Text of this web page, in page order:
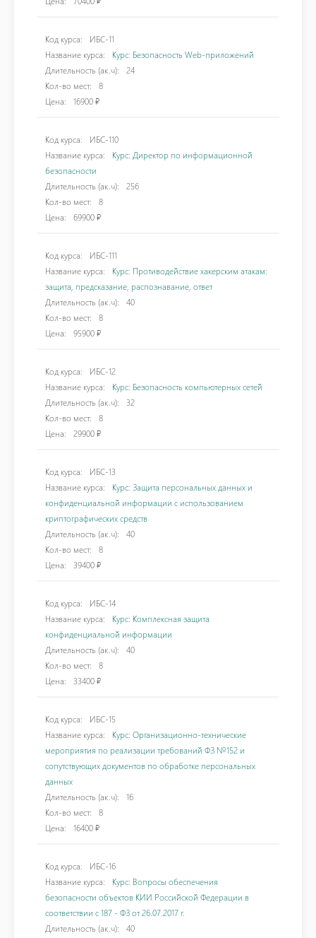
Код курса:
ИБС-11
Название курса:
Курс: Безопасность Web-приложений
Длительность (ак.ч):
24
Кол-во мест:
8
Цена:
16900 ₽
Код курса:
ИБС-110
Название курса:
Курс: Директор по информационной
безопасности
Длительность (ак.ч):
256
Кол-во мест:
8
Цена:
69900 ₽
Код курса:
ИБС-111
Название курса:
Курс: Противодействие хакерским атакам:
защита, предсказание, распознавание, ответ
Длительность (ак.ч):
40
Кол-во мест:
8
Цена:
95900 ₽
Код курса:
ИБС-12
Название курса:
Курс: Безопасность компьютерных сетей
Длительность (ак.ч):
32
Кол-во мест:
8
Цена:
29900 ₽
Код курса:
ИБС-13
Название курса:
Курс: Защита персональных данных и
конфиденциальной информации с использованием
криптографических средств
Длительность (ак.ч):
40
Кол-во мест:
8
Цена:
39400 ₽
Код курса:
ИБС-14
Название курса:
Курс: Комплексная защита
конфиденциальной информации
Длительность (ак.ч):
40
Кол-во мест:
8
Цена:
33400 ₽
Код курса:
ИБС-15
Название курса:
Курс: Организационно-технические
мероприятия по реализации требований ФЗ №152 и
сопутствующих документов по обработке персональных
данных
Длительность (ак.ч):
16
Кол-во мест:
8
Цена:
16400 ₽
Код курса:
ИБС-16
Название курса:
Курс: Вопросы обеспечения
безопасности объектов КИИ Российской Федерации в
соответствии с 187 - ФЗ от 26.07.2017 г.
Длительность (ак.ч):
40